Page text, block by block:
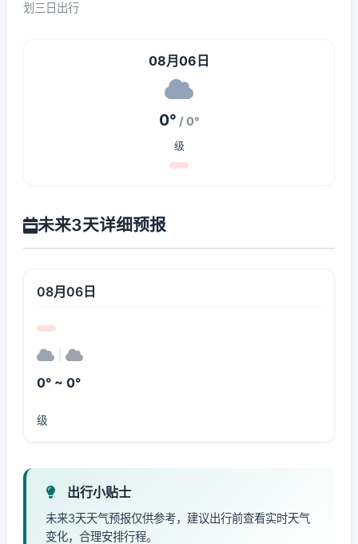
划三日出行
08月06日
0° / 0°
级
未来3天详细预报
08月06日
0° ~ 0°
级
出行小贴士
未来3天天气预报仅供参考，建议出行前查看实时天气
变化，合理安排行程。